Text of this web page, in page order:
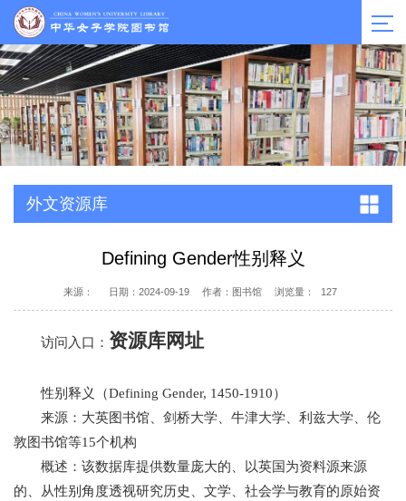
外文资源库
Defining Gender性别释义
来源： 日期：2024-09-19 作者：图书馆 浏览量： 127
访问入口： 资源库网址
性别释义（Defining Gender, 1450-1910）
来源：大英图书馆、剑桥大学、牛津大学、利兹大学、伦
敦图书馆等15个机构
概述：该数据库提供数量庞大的、以英国为资料源来源
的、从性别角度透视研究历史、文学、社会学与教育的原始资